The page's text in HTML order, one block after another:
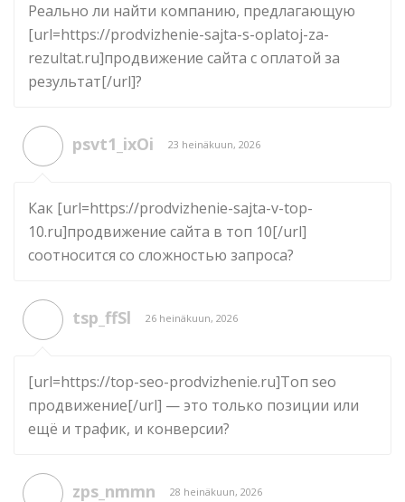
Реально ли найти компанию, предлагающую
[url=https://prodvizhenie-sajta-s-oplatoj-za-
rezultat.ru]продвижение сайта с оплатой за
результат[/url]?
psvt1_ixOi 23 heinäkuun, 2026
Как [url=https://prodvizhenie-sajta-v-top-
10.ru]продвижение сайта в топ 10[/url]
соотносится со сложностью запроса?
tsp_ffSl 26 heinäkuun, 2026
[url=https://top-seo-prodvizhenie.ru]Топ seo
продвижение[/url] — это только позиции или
ещё и трафик, и конверсии?
zps_nmmn 28 heinäkuun, 2026